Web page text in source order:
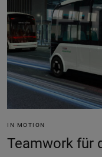
IN MOTION
Teamwork für